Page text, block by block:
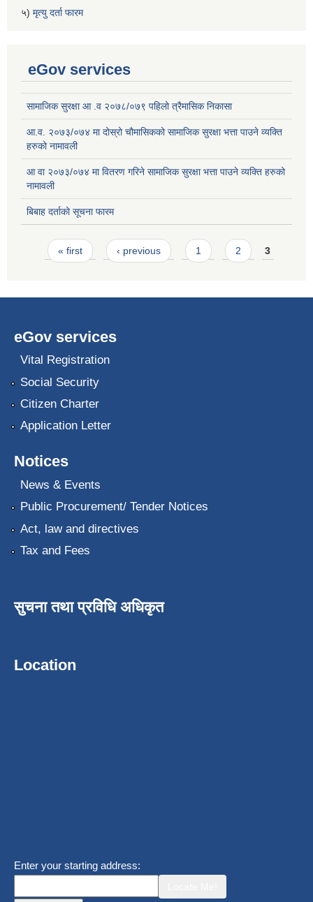
५) मृत्यु दर्ता फारम
eGov services
सामाजिक सुरक्षा आ .व २०७८/०७९ पहिलो त्रैमासिक निकासा
आ.व. २०७३/०७४ मा दोस्रो चौमासिकको सामाजिक सुरक्षा भत्ता पाउने व्यक्ति
हरुको नामावली
आ वा २०७३/०७४ मा वितरण गरिने सामाजिक सुरक्षा भत्ता पाउने व्यक्ति हरुको
नामावली
बिबाह दर्ताको सूचना फारम
Pages
« first ‹ previous 1 2 3
eGov services
Vital Registration
Social Security
Citizen Charter
Application Letter
Notices
News & Events
Public Procurement/ Tender Notices
Act, law and directives
Tax and Fees
सुचना तथा प्रविधि अधिकृत
Location
Enter your starting address: